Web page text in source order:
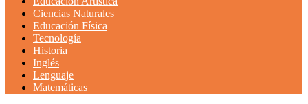
Ciencias Naturales
Educación Física
Tecnología
Historia
Inglés
Lenguaje
Matemáticas